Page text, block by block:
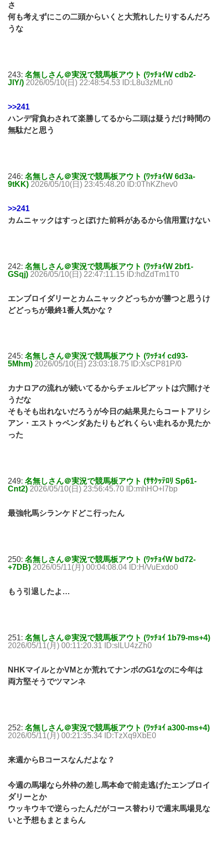
さ
何も考えずにこの二頭からいくと大荒れしたりするんだろ
うな
243: 名無しさん＠実況で競馬板アウト (ﾜｯﾁｮｲW cdb2-
JlY/) 2026/05/10(日) 22:48:54.53 ID:L8u3zMLn0
>>241
ハンデ背負わされて楽勝してるから二頭は疑うだけ時間の
無駄だと思う
246: 名無しさん＠実況で競馬板アウト (ﾜｯﾁｮｲW 6d3a-
9tKK) 2026/05/10(日) 23:45:48.20 ID:0ThKZhev0
>>241
カムニャックはすっとぼけた前科があるから信用置けない
242: 名無しさん＠実況で競馬板アウト (ﾜｯﾁｮｲW 2bf1-
GSqj) 2026/05/10(日) 22:47:11.15 ID:hdZdTm1T0
エンブロイダリーとカムニャックどっちかが勝つと思うけ
どどっちが最終1番人気かな？
245: 名無しさん＠実況で競馬板アウト (ﾜｯﾁｮｲ cd93-
5Mhm) 2026/05/10(日) 23:03:18.75 ID:XsCP81P/0
カナロアの流れが続いてるからチェルビアットは穴開けそ
うだな
そもそも出れないだろうが今日の結果見たらコートアリシ
アン・エストゥペンダあたりもどれくらい走れるか見たか
った
249: 名無しさん＠実況で競馬板アウト (ｻｻｸｯﾃﾛﾘ Sp61-
Cnt2) 2026/05/10(日) 23:56:45.70 ID:mhHO+l7bp
最強牝馬シランケドどこ行ったん
250: 名無しさん＠実況で競馬板アウト (ﾜｯﾁｮｲW bd72-
+7DB) 2026/05/11(月) 00:04:08.04 ID:H/VuExdo0
もう引退したよ…
251: 名無しさん＠実況で競馬板アウト (ﾜｯﾁｮｲ 1b79-ms+4)
2026/05/11(月) 00:11:20.31 ID:slLU4zZh0
NHKマイルとかVMとか荒れてナンボのG1なのに今年は
両方堅そうでツマンネ
252: 名無しさん＠実況で競馬板アウト (ﾜｯﾁｮｲ a300-ms+4)
2026/05/11(月) 00:21:35.34 ID:TzXq9XbE0
来週からBコースなんだよな？
今週の馬場なら外枠の差し馬本命で前走逃げたエンブロイ
ダリーとか
ウッキウキで逆らったんだがコース替わりで週末馬場見な
いと予想もまとまらん